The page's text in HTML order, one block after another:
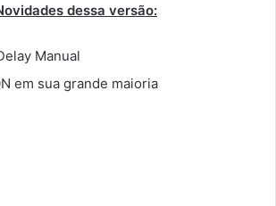
dessa versão:
Manual
em sua grande maioria